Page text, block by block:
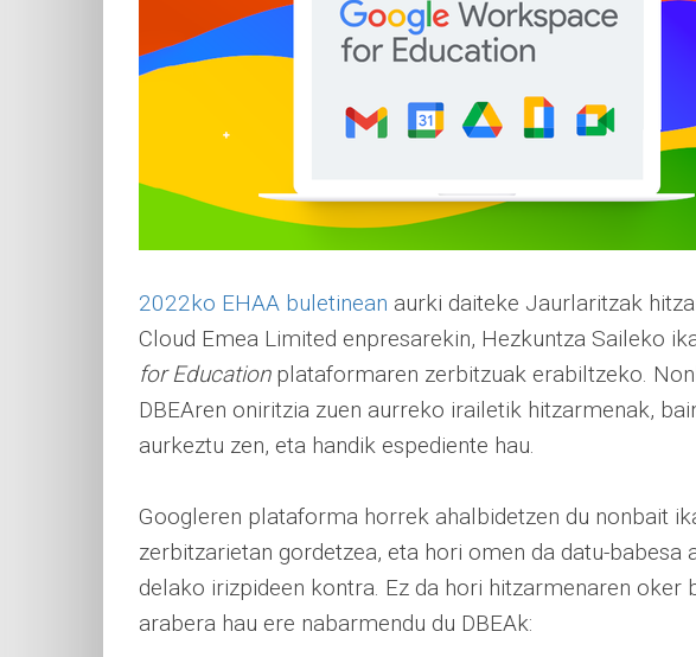
2022ko EHAA buletinean aurki daiteke Jaurlaritzak
Cloud Emea Limited enpresarekin, Hezkuntza Saileko
for Educationplataformaren zerbitzuak erabiltzeko.
DBEAren oniritzia zuen aurreko irailetik hitzarmenak,
aurkeztu zen, eta handik espediente hau.
Googleren plataforma horrek ahalbidetzen du nonbait
zerbitzarietan gordetzea, eta hori omen da datu-babesa
delako irizpideen kontra. Ez da hori hitzarmenaren oker
arabera hau ere nabarmendu du DBEAk: